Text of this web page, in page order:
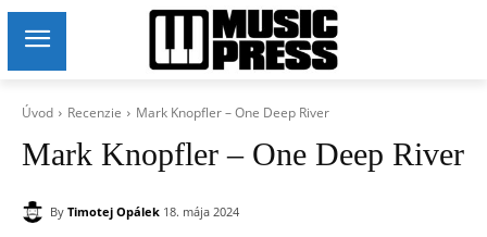
Úvod Recenzie Mark Knopfler – One Deep River
Mark Knopfler – One Deep River
By Timotej Opálek 18. mája 2024